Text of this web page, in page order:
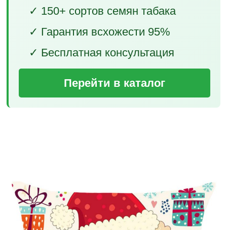
✓ 150+ сортов семян табака
✓ Гарантия всхожести 95%
✓ Бесплатная консультация
Перейти в каталог